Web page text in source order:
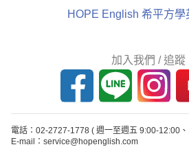
HOPE English 希平方學
加入我們 / 追蹤
電話：02-2727-1778 ( 週一至週五 9:00-12:00
E-mail：service@hopenglish.com